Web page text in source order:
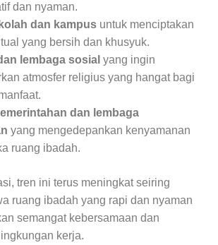
dan nyaman.
dan kampus untuk menciptakan
yang bersih dan khusyuk.
lembaga sosial yang ingin
atmosfer religius yang hangat bagi
dan lembaga
yang mengedepankan kenyamanan
ruang ibadah.
tren ini terus meningkat seiring
ruang ibadah yang rapi dan nyaman
semangat kebersamaan dan
kerja.